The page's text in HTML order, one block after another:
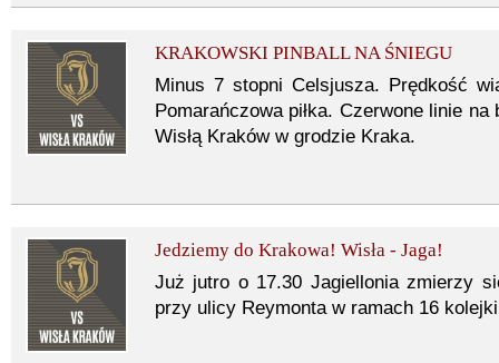
KRAKOWSKI PINBALL NA ŚNIEGU
Minus 7 stopni Celsjusza. Prędkość
Pomarańczowa piłka. Czerwone linie
Wisłą Kraków w grodzie Kraka.
Jedziemy do Krakowa! Wisła - Jaga!
Już jutro o 17.30 Jagiellonia zmierzy
przy ulicy Reymonta w ramach 16